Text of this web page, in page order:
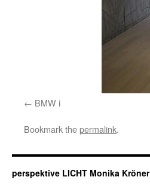
BMW i
Bookmark thepermalink.
perspektive LICHT Monika Kröner